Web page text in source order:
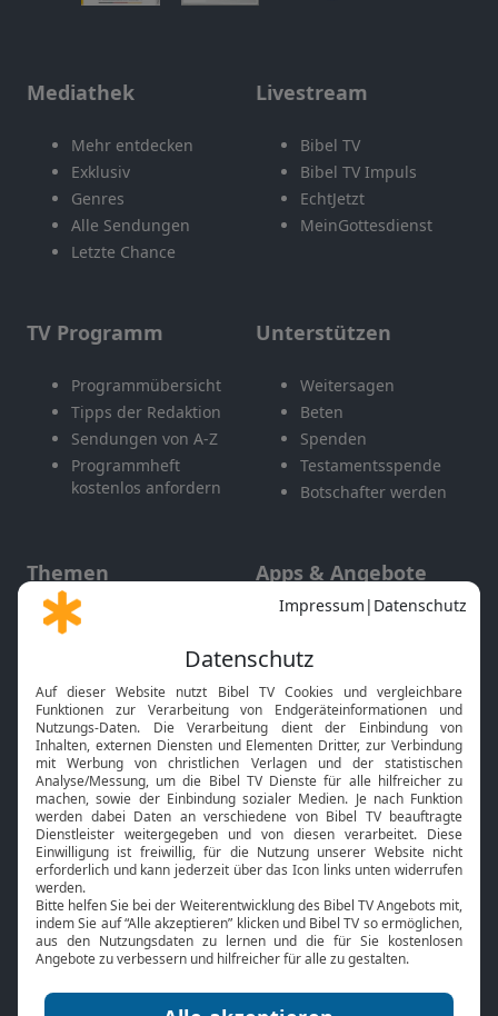
Mediathek
Mehr entdecken
Exklusiv
Genres
Alle Sendungen
Letzte Chance
Livestream
Bibel TV
Bibel TV Impuls
EchtJetzt
MeinGottesdienst
TV Programm
Programmübersicht
Tipps der Redaktion
Sendungen von A-Z
Programmheft
kostenlos anfordern
Unterstützen
Weitersagen
Beten
Spenden
Testamentsspende
Botschafter werden
Themen
Gott und Bibel erklärt
Neuigkeiten
Apps & Angebote
Mobile App
Smart TV
HbbTV
Bibelthek Online-Bibel
Nächster Gottesdienst
Bibel TV
Über uns
Jobs
Mediadaten
Service
Kontakt
TV-Empfang